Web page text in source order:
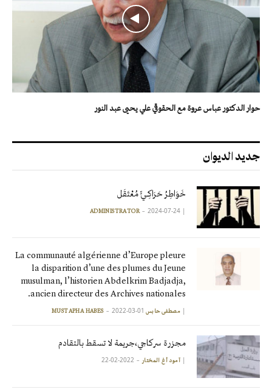
حوار الدكتور عباس عروة مع الحقوقي علي يحيى عبد النور
جديد الديوان
خَوَاطِرُ حَرَاكِـيٍّ مُعْتَقَل
|
ADMINISTRATOR 2024-07-24
La communauté algérienne d’Europe pleure
la disparition d’une des plumes du Jeune
musulman, l’historien Abdelkrim Badjadja,
ancien directeur des Archives nationales.
| مصطفى حابس MUSTAPHA HABES 2022-03-01
مجزرة سركاجي،جريمة لا تسقط بالتقادم
| آمود أغ المختار 2022-02-22